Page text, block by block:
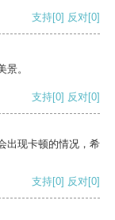
支持[0] 反对[0]
。
支持[0] 反对[0]
出现卡顿的情况，希
支持[0] 反对[0]